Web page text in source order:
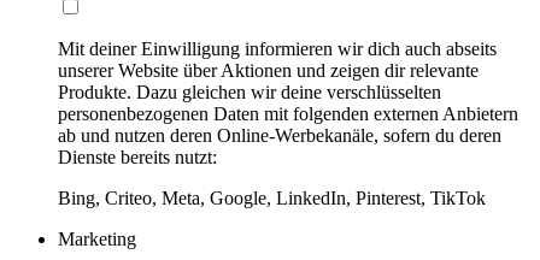
Mit deiner Einwilligung informieren wir dich auch abseits
unserer Website über Aktionen und zeigen dir relevante
Produkte. Dazu gleichen wir deine verschlüsselten
personenbezogenen Daten mit folgenden externen Anbietern
ab und nutzen deren Online-Werbekanäle, sofern du deren
Dienste bereits nutzt:
Bing, Criteo, Meta, Google, LinkedIn, Pinterest, TikTok
Marketing